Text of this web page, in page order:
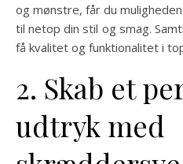
og mønstre, får du
til netop din stil og smag.
få kvalitet og funktionalitet i
2. Skab et
udtryk med